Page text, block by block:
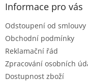
Informace pro vás
Odstoupení od smlouvy
Obchodní podmínky
Reklamační řád
Zpracování osobních
Dostupnost zboží